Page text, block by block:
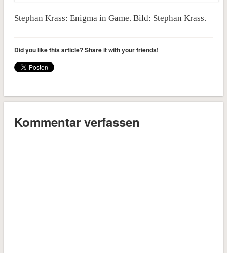
Stephan Krass: Enigma in Game. Bild: Stephan Krass.
Did you like this article? Share it with your friends!
Kommentar verfassen